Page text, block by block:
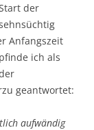
der
Anfangszeit
ich als
geantwortet:
aufwändig